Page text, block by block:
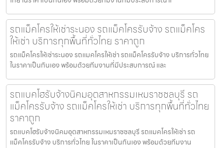
รถแม็คโครให้เช่าระนอง รถแม็คโครรับจ้าง รถแม็คโคร
ให้เช่า บริการทุกพื้นที่ทั่วไทย ราคาถูก
รถแม็คโครให้เช่าระนอง รถแมคโครให้เช่า รถแม็คโครรับจ้าง บริการทั่วไทย
ในราคาเป็นกันเอง พร้อมด้วยทีมงานที่มีประสบการณ์ และ
รถแบคโฮรับจ้างนิคมอุตสาหกรรมเหมราชชลบุรี รถ
แม็คโครรับจ้าง รถแม็คโครให้เช่า บริการทุกพื้นที่ทั่วไทย
ราคาถูก
รถแบคโฮรับจ้างนิคมอุตสาหกรรมเหมราชชลบุรี รถแมคโครให้เช่า รถ
แม็คโครรับจ้าง บริการทั่วไทย ในราคาเป็นกันเอง พร้อมด้วยทีมงาน